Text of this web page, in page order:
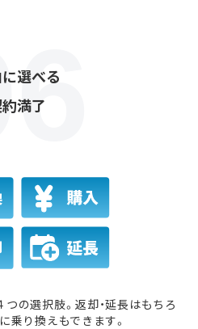
選べる
満了
の選択肢。返却・延長はもちろ
乗り換えもできます。